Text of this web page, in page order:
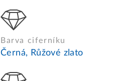
Barva ciferníku
Černá, Růžové zlato